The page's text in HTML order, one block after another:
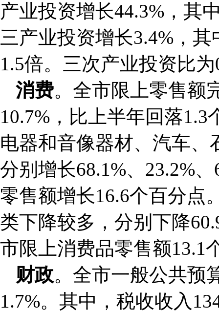
产业投资增长44.3%，其
三产业投资增长3.4%，
1.5倍。三次产业投资比
消费。全市限上零售额
10.7%，比上半年回落
电器和音像器材、汽车
分别增长68.1%、23.2%
零售额增长16.6个百分点
类下降较多，分别下降
市限上消费品零售额13.1
财政。全市一般公共预
1.7%。其中，税收收入